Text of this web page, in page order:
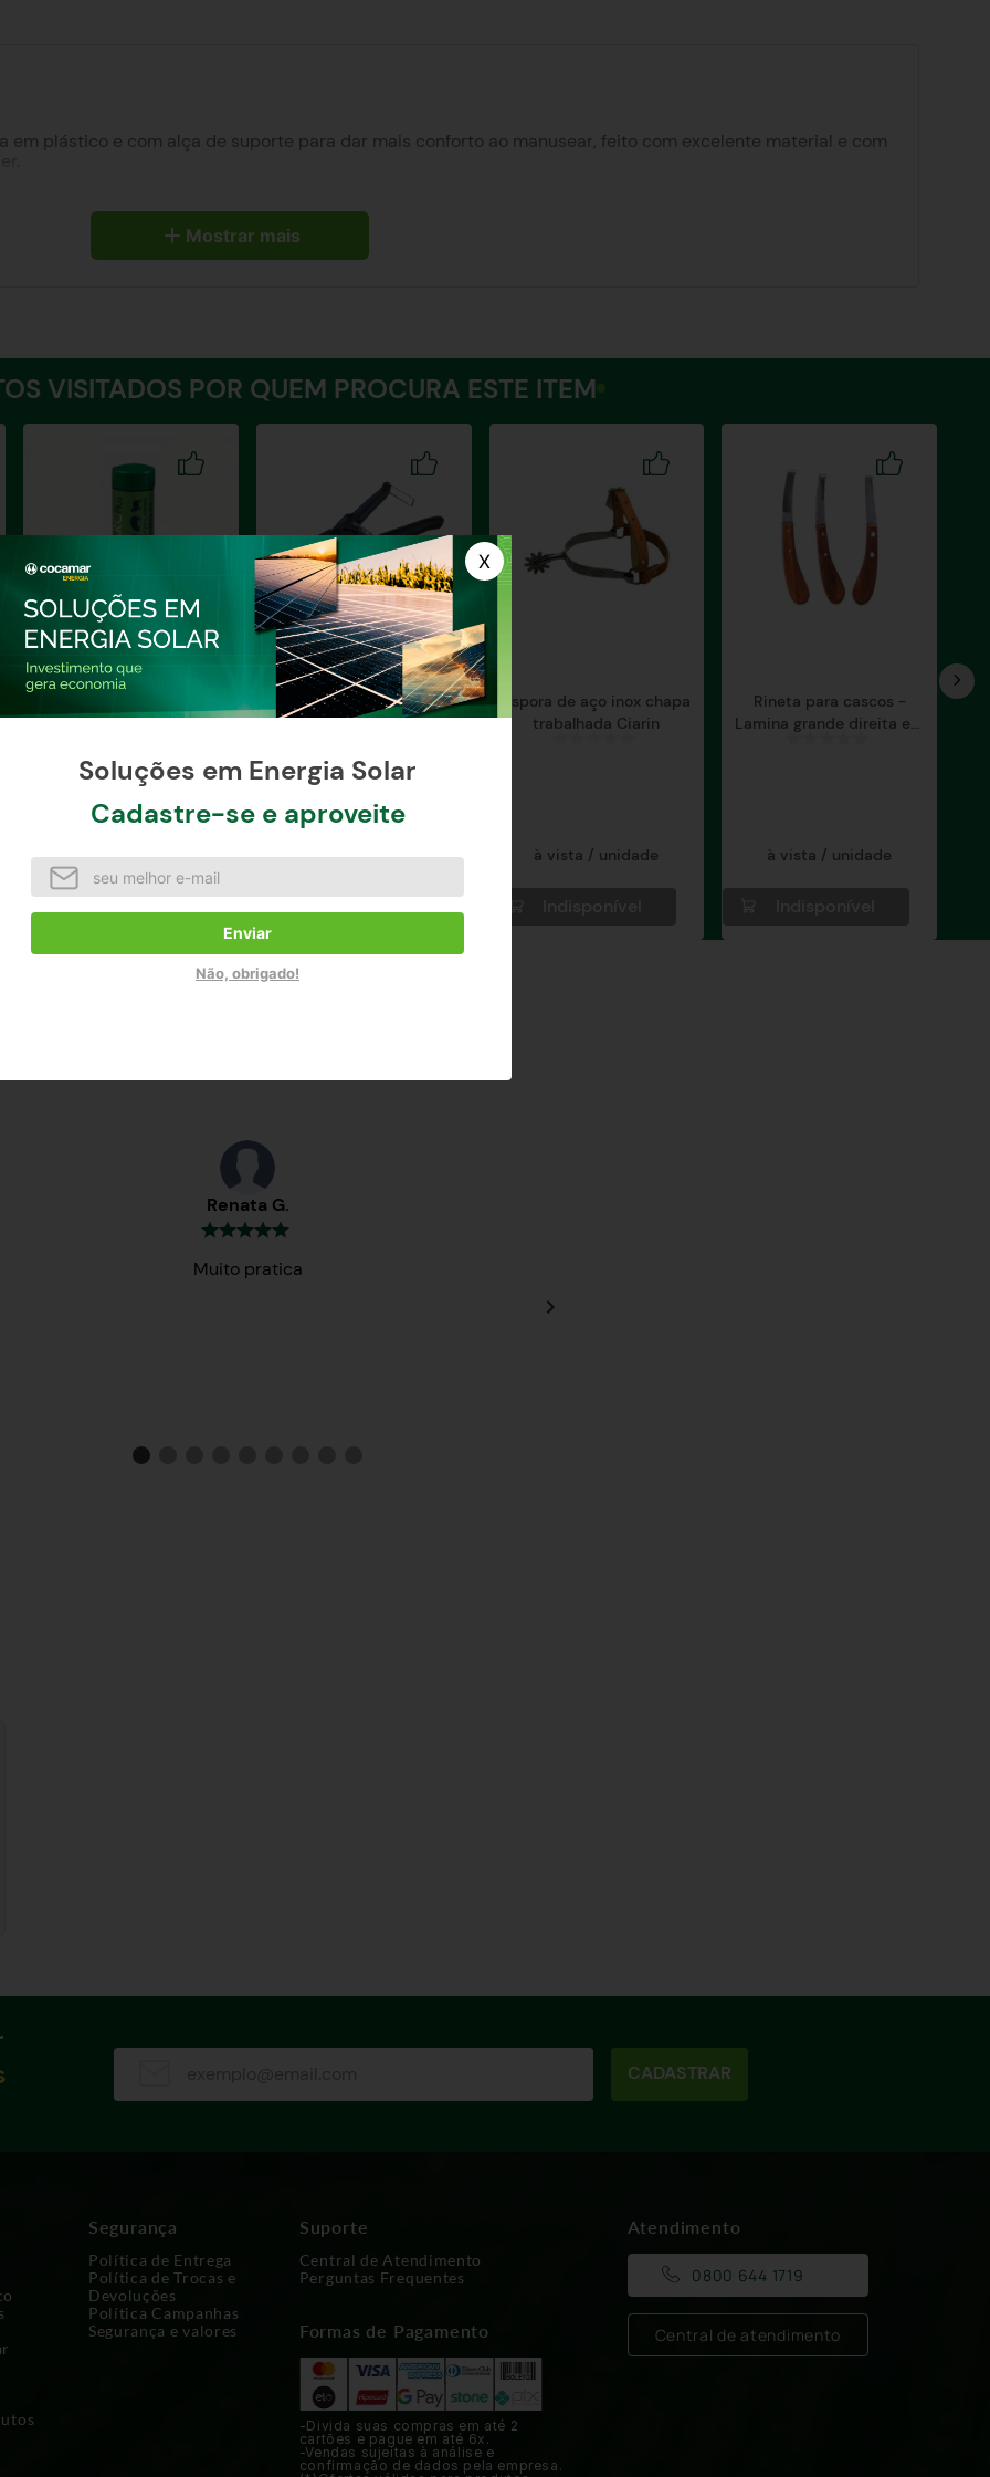
Soluções em Energia Solar
Cadastre-se e aproveite
Enviar
Não, obrigado!
em plástico e com alça de suporte para dar mais conforto ao manusear, feito com excelente material e com
Mostrar mais
VISITADOS POR QUEM PROCURA ESTE ITEM
Plus 68g - Verde
R$17,64
à vista / unidade
Aplicador Top Tag Zoetis
APPX1
à vista / unidade
Espora de aço inox chapa
trabalhada Ciarin
à vista / unidade
Rineta para cascos -
Lamina grande direita em
à vista / unidade
Renata G.
Muito pratica
CADASTRAR
Segurança
Política de Entrega
Política de Trocas e
Devoluções
Política Campanhas
Segurança e valores
Suporte
Central de Atendimento
Perguntas Frequentes
Formas de Pagamento
-Divida suas compras em até 2
cartões e pague em até 6x.
-Vendas sujeitas à análise e
confirmação de dados pela empresa.
Atendimento
0800 644 1719
Central de atendimento